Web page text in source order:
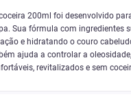
200ml foi desenvolvido
Sua fórmula com ingredientes
e hidratando o couro
ajuda a controlar a
revitalizados e sem